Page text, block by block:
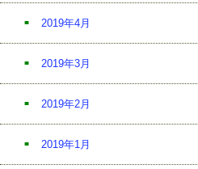
2019年4月
2019年3月
2019年2月
2019年1月